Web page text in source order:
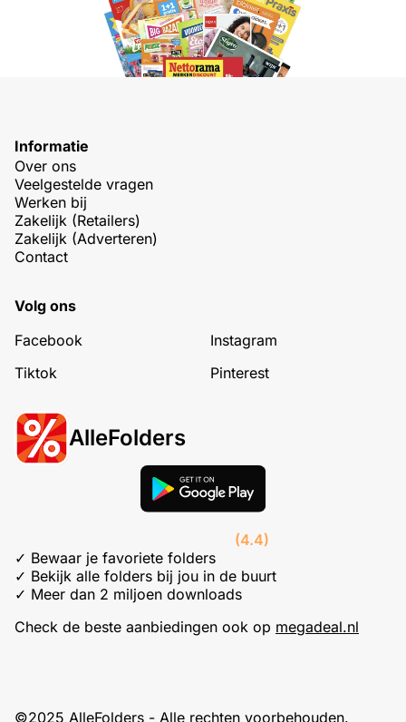
Informatie
Over ons
Veelgestelde vragen
Werken bij
Zakelijk (Retailers)
Zakelijk (Adverteren)
Contact
Volg ons
Facebook
Instagram
Tiktok
Pinterest
AlleFolders
(4.4)
✓ Bewaar je favoriete folders
✓ Bekijk alle folders bij jou in de buurt
✓ Meer dan 2 miljoen downloads
Check de beste aanbiedingen ook op megadeal.nl
©2025 AlleFolders - Alle rechten voorbehouden.